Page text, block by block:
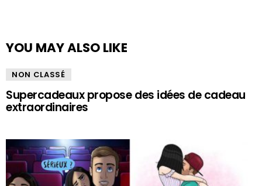
YOU MAY ALSO LIKE
NON CLASSÉ
Supercadeaux propose des idées de cadeau
extraordinaires